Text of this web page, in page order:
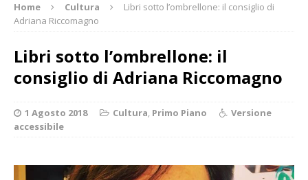
Home Cultura
Libri sotto l’ombrellone: il consiglio di
Adriana Riccomagno
Libri sotto l’ombrellone: il
consiglio di Adriana Riccomagno
1 Agosto 2018 Cultura, Primo Piano
Versione
accessibile